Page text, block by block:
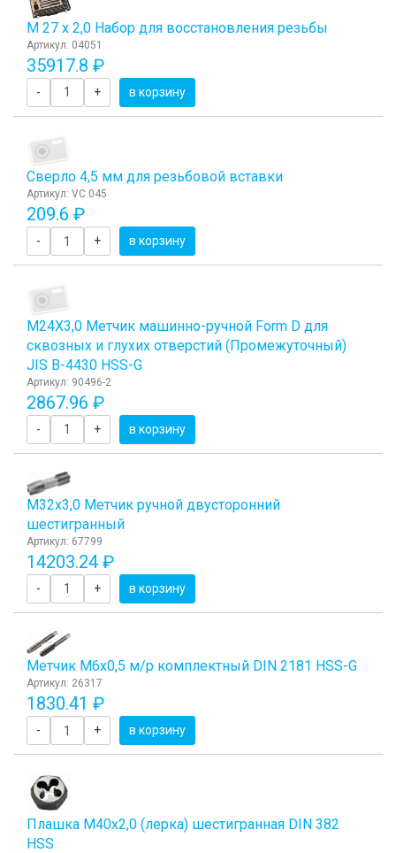
М 27 х 2,0 Набор для восстановления резьбы
Артикул: 04051
35917.8 ₽
- + в корзину
Сверло 4,5 мм для резьбовой вставки
Артикул: VC 045
209.6 ₽
- + в корзину
М24Х3,0 Метчик машинно-ручной Form D для
сквозных и глухих отверстий (Промежуточный)
JIS B-4430 HSS-G
Артикул: 90496-2
2867.96 ₽
- + в корзину
М32х3,0 Метчик ручной двусторонний
шестигранный
Артикул: 67799
14203.24 ₽
- + в корзину
Метчик М6x0,5 м/р комплектный DIN 2181 HSS-G
Артикул: 26317
1830.41 ₽
- + в корзину
Плашка М40x2,0 (лерка) шестигранная DIN 382
HSS